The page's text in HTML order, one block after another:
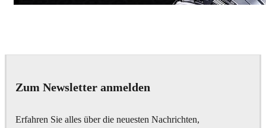
Zum Newsletter anmelden
Erfahren Sie alles über die neuesten Nachrichten,